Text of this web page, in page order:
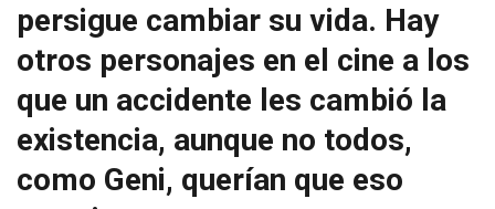
persigue cambiar su vida. Hay
otros personajes en el cine a los
que un accidente les cambió la
existencia, aunque no todos,
como Geni, querían que eso